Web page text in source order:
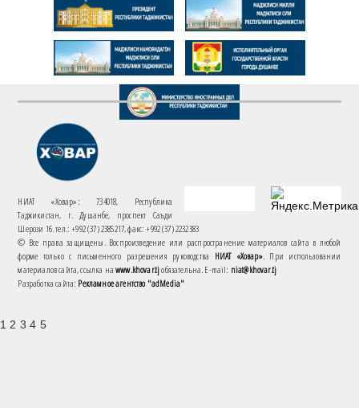
НИАТ «Ховар»: 734018, Республика
Таджикистан, г. Душанбе, проспект Саъди
Шерози 16. тел.: +992 (37) 2385217, факс: +992 (37) 2232383
© Все права защищены. Воспроизведение или распространение материалов сайта в любой
форме только с письменного разрешения руководства НИАТ «Ховар». При использовании
материалов сайта, ссылка наwww.khovar.tjобязательна. E-mail: niat@khovar.tj
Разработка сайта: Рекламное агентство "adMedia"
1 2 3 4 5